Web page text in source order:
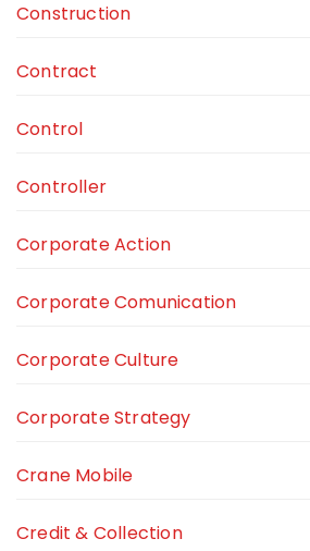
Construction
Contract
Control
Controller
Corporate Action
Corporate Comunication
Corporate Culture
Corporate Strategy
Crane Mobile
Credit & Collection